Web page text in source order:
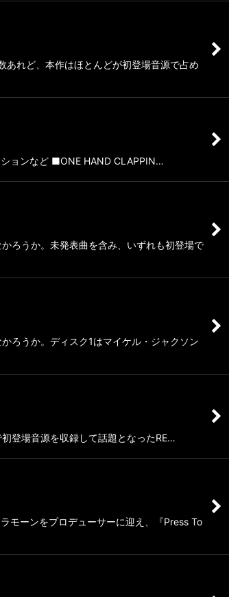
れど、本作はほとんどが初登場音源で占め
ョンなど ■ONE HAND CLAPPIN…
ろうか。未発表曲を含み、いずれも初登場で
ろうか。ディスク1はマイケル・ジャクソン
登場音源を収録して話題となったRE…
モーンをプロデューサーに迎え、『Press To